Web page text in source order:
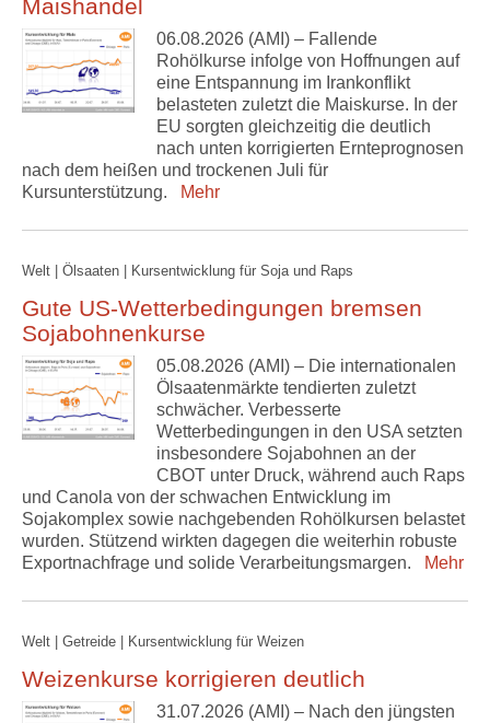
Maishandel
06.08.2026 (AMI) – Fallende
Rohölkurse infolge von Hoffnungen auf
eine Entspannung im Irankonflikt
belasteten zuletzt die Maiskurse. In der
EU sorgten gleichzeitig die deutlich
nach unten korrigierten Ernteprognosen
nach dem heißen und trockenen Juli für
Kursunterstützung.
Mehr
Welt | Ölsaaten | Kursentwicklung für Soja und Raps
Gute US-Wetterbedingungen bremsen
Sojabohnenkurse
05.08.2026 (AMI) – Die internationalen
Ölsaatenmärkte tendierten zuletzt
schwächer. Verbesserte
Wetterbedingungen in den USA setzten
insbesondere Sojabohnen an der
CBOT unter Druck, während auch Raps
und Canola von der schwachen Entwicklung im
Sojakomplex sowie nachgebenden Rohölkursen belastet
wurden. Stützend wirkten dagegen die weiterhin robuste
Exportnachfrage und solide Verarbeitungsmargen.
Mehr
Welt | Getreide | Kursentwicklung für Weizen
Weizenkurse korrigieren deutlich
31.07.2026 (AMI) – Nach den jüngsten